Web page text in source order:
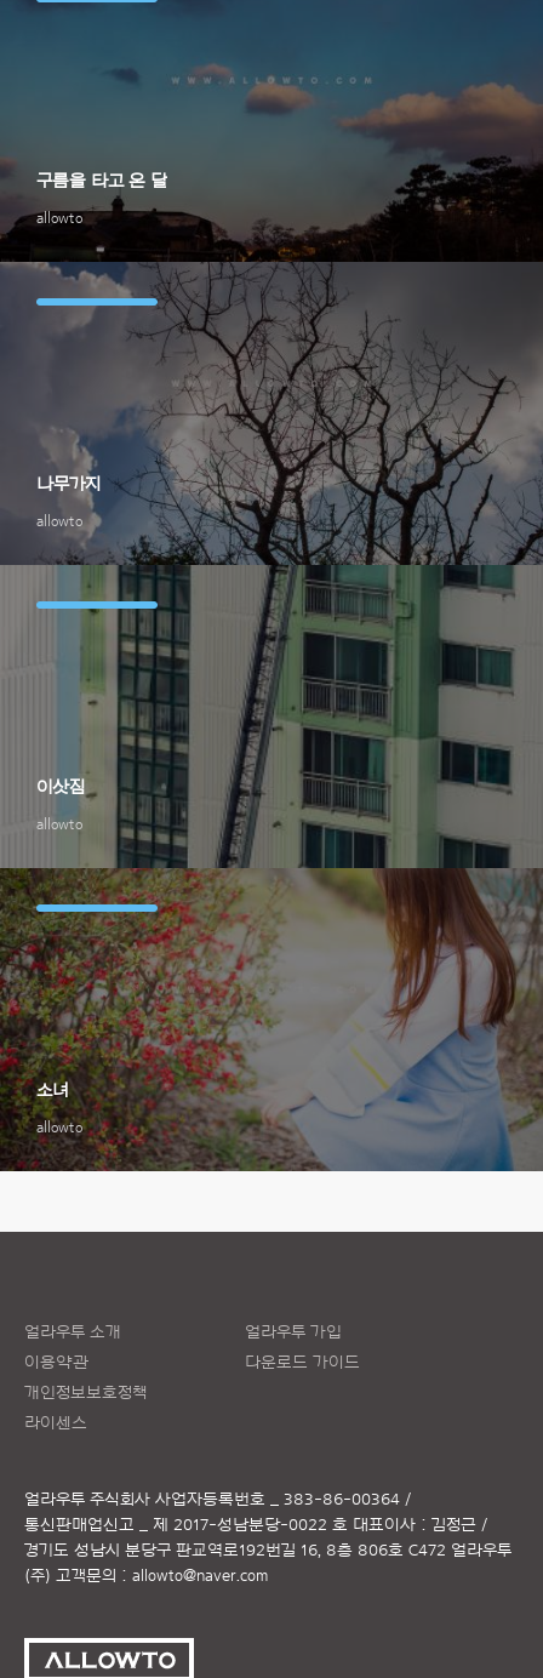
allowto
구름을 타고 온 달
allowto
나무가지
allowto
이삿짐
allowto
소녀
얼라우투 소개
이용약관
개인정보보호정책
라이센스
얼라우투 가입
다운로드 가이드
얼라우투 주식회사 사업자등록번호 _ 383-86-00364 /
통신판매업신고 _ 제 2017-성남분당-0022 호 대표이사 : 김정근 /
경기도 성남시 분당구 판교역로192번길 16, 8층 806호 C472 얼라우투
(주) 고객문의 : allowto@naver.com